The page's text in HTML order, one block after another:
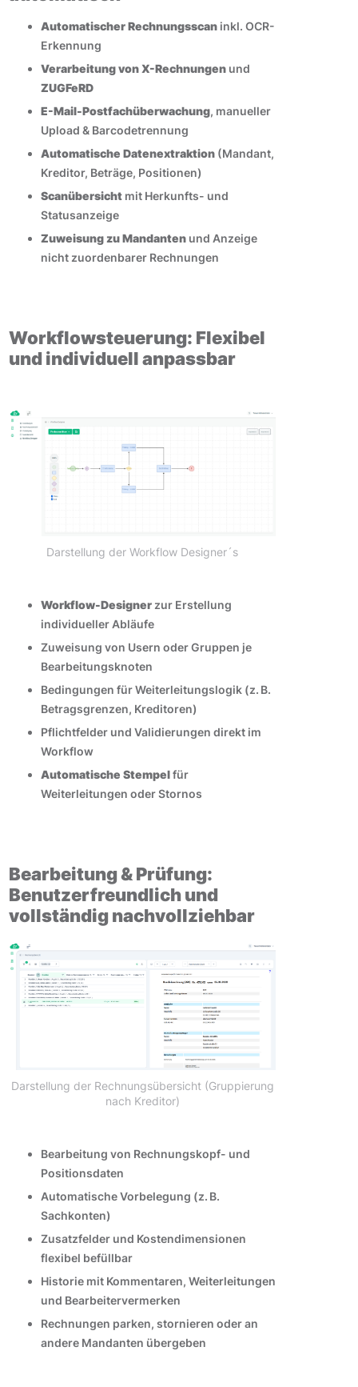
Automatischer Rechnungsscan inkl. OCR-
Erkennung
Verarbeitung von X-Rechnungen und
ZUGFeRD
E-Mail-Postfachüberwachung, manueller
Upload & Barcodetrennung
Automatische Datenextraktion (Mandant,
Kreditor, Beträge, Positionen)
Scanübersicht mit Herkunfts- und
Statusanzeige
Zuweisung zu Mandanten und Anzeige
nicht zuordenbarer Rechnungen
Workflowsteuerung: Flexibel
und individuell anpassbar
Darstellung der Workflow Designer´s
Workflow-Designer zur Erstellung
individueller Abläufe
Zuweisung von Usern oder Gruppen je
Bearbeitungsknoten
Bedingungen für Weiterleitungslogik (z. B.
Betragsgrenzen, Kreditoren)
Pflichtfelder und Validierungen direkt im
Workflow
Automatische Stempelfür
Weiterleitungen oder Stornos
Bearbeitung & Prüfung:
Benutzerfreundlich und
vollständig nachvollziehbar
Darstellung der Rechnungsübersicht (Gruppierung
nach Kreditor)
Bearbeitung von Rechnungskopf- und
Positionsdaten
Automatische Vorbelegung (z. B.
Sachkonten)
Zusatzfelder und Kostendimensionen
flexibel befüllbar
Historie mit Kommentaren, Weiterleitungen
und Bearbeitervermerken
Rechnungen parken, stornieren oder an
andere Mandanten übergeben